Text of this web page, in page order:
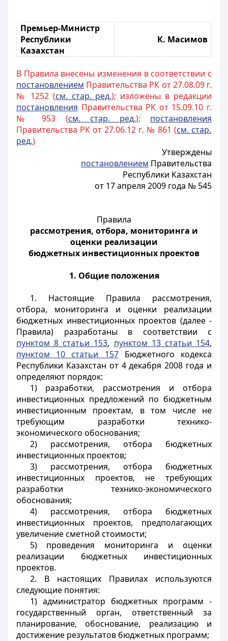
Премьер-Министр
Республики
Казахстан
К. Масимов
В Правила внесены изменения в соответствии с
постановлением Правительства РК от 27.08.09 г.
№ 1252 (см. стар. ред.); изложены в редакции
постановления Правительства РК от 15.09.10 г.
№ 953 (см. стар. ред.); постановления
Правительства РК от 27.06.12 г. № 861 (см. стар.
ред.)
Утверждены
постановлением Правительства
Республики Казахстан
от 17 апреля 2009 года № 545
Правила
рассмотрения, отбора, мониторинга и
оценки реализации
бюджетных инвестиционных проектов
1. Общие положения
1. Настоящие Правила рассмотрения,
отбора, мониторинга и оценки реализации
бюджетных инвестиционных проектов (далее -
Правила) разработаны в соответствии с
пунктом 8 статьи 153, пунктом 13 статьи 154,
пунктом 10 статьи 157Бюджетного кодекса
Республики Казахстан от 4 декабря 2008 года и
определяют порядок:
1) разработки, рассмотрения и отбора
инвестиционных предложений по бюджетным
инвестиционным проектам, в том числе не
требующим разработки технико-
экономического обоснования;
2) рассмотрения, отбора бюджетных
инвестиционных проектов;
3) рассмотрения, отбора бюджетных
инвестиционных проектов, не требующих
разработки технико-экономического
обоснования;
4) рассмотрения, отбора бюджетных
инвестиционных проектов, предполагающих
увеличение сметной стоимости;
5) проведения мониторинга и оценки
реализации бюджетных инвестиционных
проектов.
2. В настоящих Правилах используются
следующие понятия:
1) администратор бюджетных программ -
государственный орган, ответственный за
планирование, обоснование, реализацию и
достижение результатов бюджетных программ;